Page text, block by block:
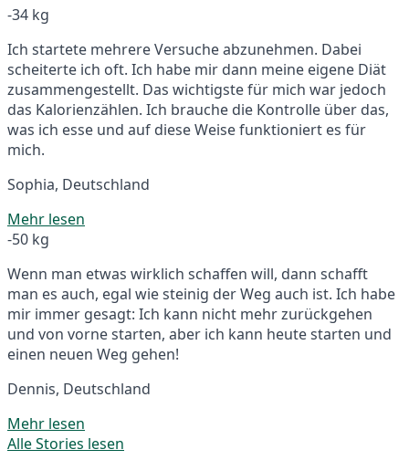
-34 kg
Ich startete mehrere Versuche abzunehmen. Dabei
scheiterte ich oft. Ich habe mir dann meine eigene Diät
zusammengestellt. Das wichtigste für mich war jedoch
das Kalorienzählen. Ich brauche die Kontrolle über das,
was ich esse und auf diese Weise funktioniert es für
mich.
Sophia, Deutschland
Mehr lesen
-50 kg
Wenn man etwas wirklich schaffen will, dann schafft
man es auch, egal wie steinig der Weg auch ist. Ich habe
mir immer gesagt: Ich kann nicht mehr zurückgehen
und von vorne starten, aber ich kann heute starten und
einen neuen Weg gehen!
Dennis, Deutschland
Mehr lesen
Alle Stories lesen